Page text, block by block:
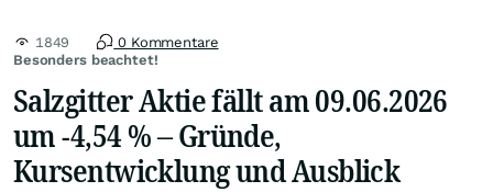
Besonders beachtet!
1849 0 Kommentare
Salzgitter Aktie fällt am 09.06.2026
um -4,54 % – Gründe,
Kursentwicklung und Ausblick